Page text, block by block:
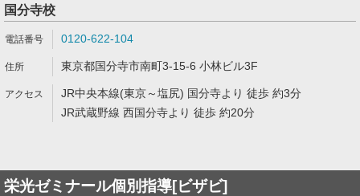
国分寺校
0120-622-104
東京都国分寺市南町3-15-6 小林ビル3F
JR中央本線(東京～塩尻) 国分寺より 徒歩 約3分
JR武蔵野線 西国分寺より 徒歩 約20分
栄光ゼミナール個別指導[ビザビ]